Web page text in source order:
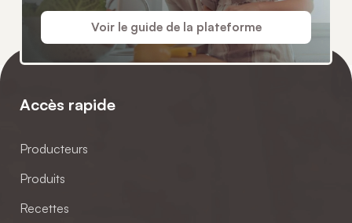
Voir le guide de la plateforme
Accès rapide
Producteurs
Produits
Recettes